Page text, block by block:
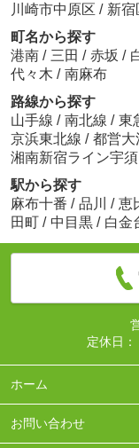
川崎市中原区 / 新宿
町名から探す
港南 / 三田 / 赤坂 /
代々木 / 南麻布
路線から探す
山手線 / 南北線 / 東
京浜東北線 / 都営大
湘南新宿ライン宇須
駅から探す
麻布十番 / 品川 / 恵
田町 / 中目黒 / 白金
定休日：
ホーム
お問い合わせ